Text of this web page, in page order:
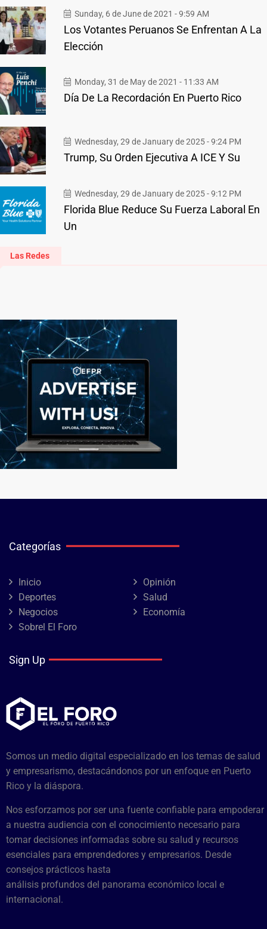
Sunday, 6 de June de 2021 - 9:59 AM
Los Votantes Peruanos Se Enfrentan A La
Elección
Monday, 31 de May de 2021 - 11:33 AM
Día De La Recordación En Puerto Rico
Wednesday, 29 de January de 2025 - 9:24 PM
Trump, Su Orden Ejecutiva A ICE Y Su
Wednesday, 29 de January de 2025 - 9:12 PM
Florida Blue Reduce Su Fuerza Laboral En
Un
Las Redes
Categorías
Inicio
Opinión
Deportes
Salud
Negocios
Economía
Sobrel El Foro
Sign Up
Somos un medio digital especializado en los temas de salud
y empresarismo, destacándonos por un enfoque en Puerto
Rico y la diáspora.
Nos esforzamos por ser una fuente confiable para empoderar
a nuestra audiencia con el conocimiento necesario para
tomar decisiones informadas sobre su salud y recursos
esenciales para emprendedores y empresarios. Desde
consejos prácticos hasta
análisis profundos del panorama económico local e
internacional.